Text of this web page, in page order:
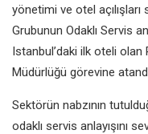
yönetimi ve otel
Grubunun Odaklı Servis
Istanbul’daki ilk oteli olan
Müdürlüğü görevine
Sektörün nabzının
odaklı servis anlayışını